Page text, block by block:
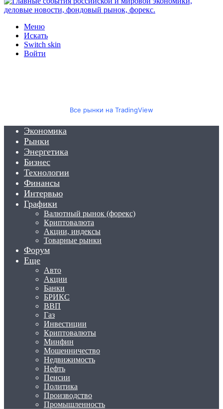
Меню
Искать
Switch skin
Войти
Все рынки на TradingView
Экономика
Рынки
Энергетика
Бизнес
Технологии
Финансы
Интервью
Графики
Валютный рынок (форекс)
Криптовалюта
Акции, индексы
Товарные рынки
Форум
Еще
Авто
Акции
Банки
БРИКС
ВВП
Газ
Инвестиции
Криптовалюты
Минфин
Мошенничество
Недвижимость
Нефть
Пенсии
Политика
Производство
Промышленность